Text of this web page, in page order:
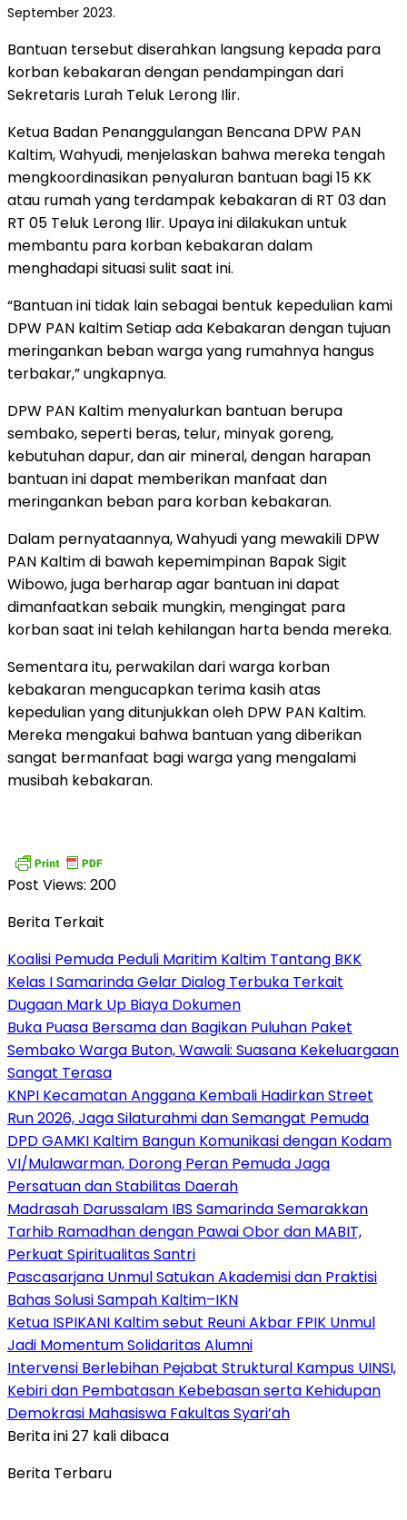
September 2023.
Bantuan tersebut diserahkan langsung kepada para
korban kebakaran dengan pendampingan dari
Sekretaris Lurah Teluk Lerong Ilir.
Ketua Badan Penanggulangan Bencana DPW PAN
Kaltim, Wahyudi, menjelaskan bahwa mereka tengah
mengkoordinasikan penyaluran bantuan bagi 15 KK
atau rumah yang terdampak kebakaran di RT 03 dan
RT 05 Teluk Lerong Ilir. Upaya ini dilakukan untuk
membantu para korban kebakaran dalam
menghadapi situasi sulit saat ini.
“Bantuan ini tidak lain sebagai bentuk kepedulian kami
DPW PAN kaltim Setiap ada Kebakaran dengan tujuan
meringankan beban warga yang rumahnya hangus
terbakar,” ungkapnya.
DPW PAN Kaltim menyalurkan bantuan berupa
sembako, seperti beras, telur, minyak goreng,
kebutuhan dapur, dan air mineral, dengan harapan
bantuan ini dapat memberikan manfaat dan
meringankan beban para korban kebakaran.
Dalam pernyataannya, Wahyudi yang mewakili DPW
PAN Kaltim di bawah kepemimpinan Bapak Sigit
Wibowo, juga berharap agar bantuan ini dapat
dimanfaatkan sebaik mungkin, mengingat para
korban saat ini telah kehilangan harta benda mereka.
Sementara itu, perwakilan dari warga korban
kebakaran mengucapkan terima kasih atas
kepedulian yang ditunjukkan oleh DPW PAN Kaltim.
Mereka mengakui bahwa bantuan yang diberikan
sangat bermanfaat bagi warga yang mengalami
musibah kebakaran.
Post Views: 200
Berita Terkait
Koalisi Pemuda Peduli Maritim Kaltim Tantang BKK
Kelas I Samarinda Gelar Dialog Terbuka Terkait
Dugaan Mark Up Biaya Dokumen
Buka Puasa Bersama dan Bagikan Puluhan Paket
Sembako Warga Buton, Wawali: Suasana Kekeluargaan
Sangat Terasa
KNPI Kecamatan Anggana Kembali Hadirkan Street
Run 2026, Jaga Silaturahmi dan Semangat Pemuda
DPD GAMKI Kaltim Bangun Komunikasi dengan Kodam
VI/Mulawarman, Dorong Peran Pemuda Jaga
Persatuan dan Stabilitas Daerah
Madrasah Darussalam IBS Samarinda Semarakkan
Tarhib Ramadhan dengan Pawai Obor dan MABIT,
Perkuat Spiritualitas Santri
Pascasarjana Unmul Satukan Akademisi dan Praktisi
Bahas Solusi Sampah Kaltim–IKN
Ketua ISPIKANI Kaltim sebut Reuni Akbar FPIK Unmul
Jadi Momentum Solidaritas Alumni
Intervensi Berlebihan Pejabat Struktural Kampus UINSI,
Kebiri dan Pembatasan Kebebasan serta Kehidupan
Demokrasi Mahasiswa Fakultas Syari’ah
Berita ini 27 kali dibaca
Berita Terbaru